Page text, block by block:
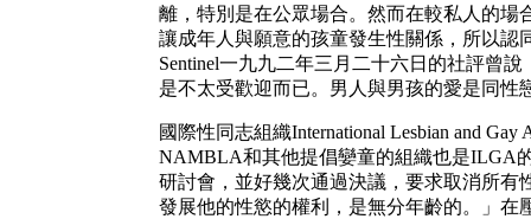
離，特別是在公眾場合。然而在較私人的場
讓成年人與願意的孩童發生性關係，所以認
Sentinel一九九二年三月二十六日的社評曾
是不太受歡迎而已。男人與男孩的愛是同性
國際性同志組織International Lesbian and
NAMBLA和其他提倡孌童的組織也是ILGA
研討會，並好幾次通過決議，要求取消所有
發展他的性慾的權利，是無分年齡的。」